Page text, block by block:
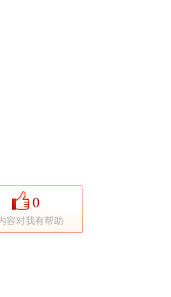
0
容对我有帮助